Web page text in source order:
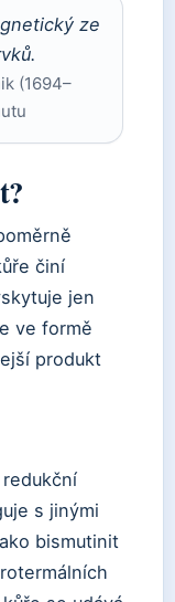
ze
(1694–
činí
jen
ve formě
produkt
s jinými
bismutinit